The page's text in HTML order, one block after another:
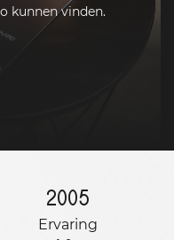
kunnen vinden.
2005
Ervaring